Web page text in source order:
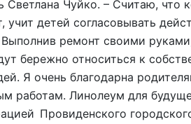
Светлана Чуйко. – Считаю, что
учит детей согласовывать
ремонт своими
бережно относиться к
Я очень благодарна
работам. Линолеум для
Провиденского